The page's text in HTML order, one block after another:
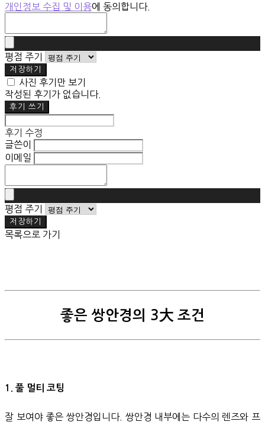
개인정보 수집 및 이용에 동의합니다.
평점 주기
저장하기
사진 후기만 보기
작성된 후기가 없습니다.
후기 쓰기
후기 수정
글쓴이
이메일
평점 주기
저장하기
목록으로 가기
좋은 쌍안경의 3大 조건
1. 풀 멀티 코팅
잘 보여야 좋은 쌍안경입니다. 쌍안경 내부에는 다수의 렌즈와 프